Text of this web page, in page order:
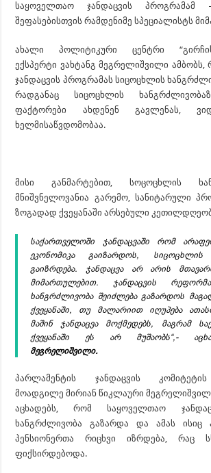
საყოველთაო ჯანდაცვის პროგრამამ –
შეფასებისთვის რამდენიმე სპეციალისტს
ახალი პოლიტიკური ცენტრი
ექსპერტი ვახტანგ მეგრელიშვილი
ჯანდაცვის პროგრამას სიცოცხლის
რადგანაც სიცოცხლის
ფაქტორები ახდენენ გავლენას,
ხელმისაწვდომობაა.
მისი განმარტებით, სოცოცხლის
მნიშვნელოვანია გარემო, სანიტარული
ზოგადად ქვეყანაში არსებული
საქართველოში ჯანდაცვაში რომ
ეკონომიკა გაიზარდოს, სიცოცხლის
გაიზრდება. ჯანდაცვა არ არის
მიმართულებით. ჯანდაცვის
ხანგრძლივობა შეიძლება გაზარდოს
ქვეყანაში, თუ მალარიით იღუპება
მაშინ ჯანდაცვა მოქმედებს, მაგრამ
ქვეყანაში ეს არ მუშაობს“,-
მეგრელიშვილი.
პარლამენტის ჯანდაცვის
მოადგილე მირიან წიკლაური
აცხადებს, რომ საყოველთაო
ხანგრძლივობა გაზარდა და ამას ისიც
პენსიონერთა რიცხვი იზრდება, რაც
ფიქსირდებოდა.